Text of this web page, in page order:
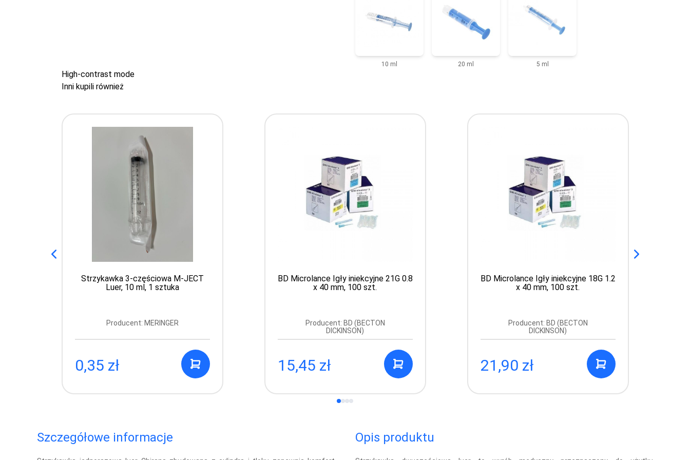
10 ml 20 ml 5 ml
High-contrast mode
Inni kupili również
Strzykawka 3-częściowa M-JECT
Luer, 10 ml, 1 sztuka
Producent: MERINGER
0,35 zł
BD Microlance Igły iniekcyjne 21G 0.8
x 40 mm, 100 szt.
Producent: BD (BECTON
DICKINSON)
15,45 zł
BD Microlance Igły iniekcyjne 18G 1.2
x 40 mm, 100 szt.
Producent: BD (BECTON
DICKINSON)
21,90 zł
Szczegółowe informacje Opis produktu